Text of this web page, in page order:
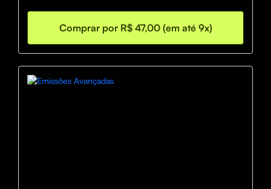
Comprar por R$ 47,00 (em até 9x)